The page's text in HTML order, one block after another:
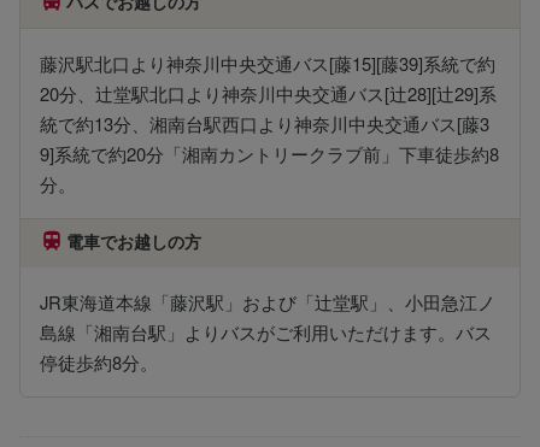
藤沢駅北口より神奈川中央交通バス[藤15][藤39]系統で約
20分、辻堂駅北口より神奈川中央交通バス[辻28][辻29]系
統で約13分、湘南台駅西口より神奈川中央交通バス[藤3
9]系統で約20分「湘南カントリークラブ前」下車徒歩約8
分。
電車でお越しの方
JR東海道本線「藤沢駅」および「辻堂駅」、小田急江ノ
島線「湘南台駅」よりバスがご利用いただけます。バス
停徒歩約8分。